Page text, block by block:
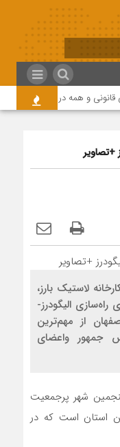
و همه در این زمینه مسئول
+تصاویر
لاستیک بارز،
راه‌سازی الیگودرز-
از مهم‌ترین
جمهور واعضای
شهر پرجمعیت
استان است که در